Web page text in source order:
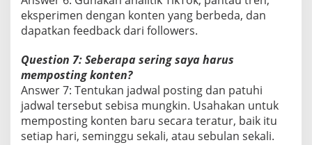
eksperimen dengan konten yang berbeda, dan
dapatkan feedback dari followers.
Question 7: Seberapa sering saya harus
memposting konten?
Answer 7: Tentukan jadwal posting dan patuhi
jadwal tersebut sebisa mungkin. Usahakan untuk
memposting konten baru secara teratur, baik itu
setiap hari, seminggu sekali, atau sebulan sekali.